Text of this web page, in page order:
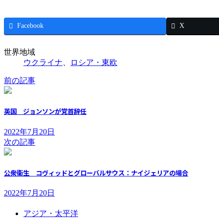
Facebook X
世界地域
ウクライナ
ロシア・東欧
前の記事
英国 ジョンソンが党首辞任
2022年7月20日
次の記事
公衆衛生 コヴィッドとグローバルサウス：ナイジェリアの場合
2022年7月20日
アジア・太平洋